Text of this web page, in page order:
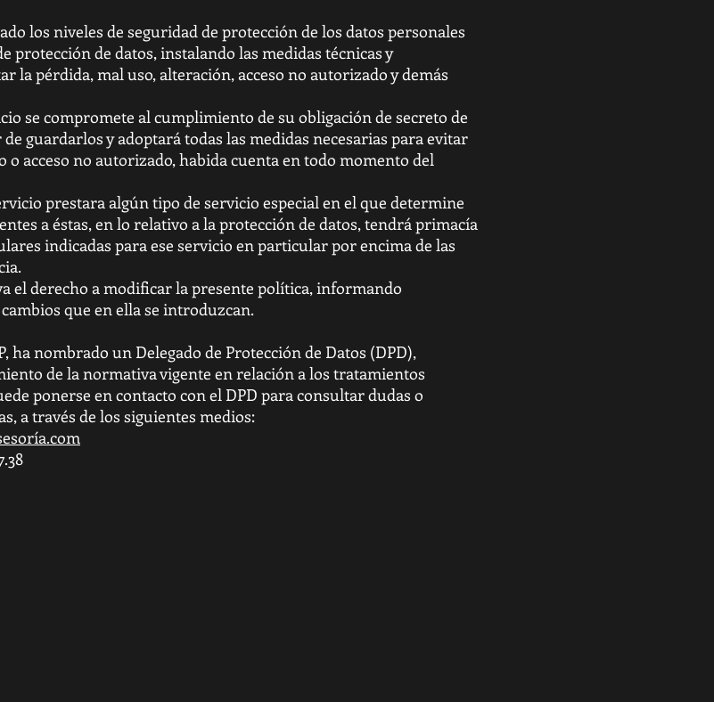
los niveles de seguridad de protección de los datos personales
protección de datos, instalando las medidas técnicas y
la pérdida, mal uso, alteración, acceso no autorizado y demás
se compromete al cumplimiento de su obligación de secreto de
guardarlos y adoptará todas las medidas necesarias para evitar
acceso no autorizado, habida cuenta en todo momento del
prestara algún tipo de servicio especial en el que determine
a éstas, en lo relativo a la protección de datos, tendrá primacía
indicadas para ese servicio en particular por encima de las
el derecho a modificar la presente política, informando
que en ella se introduzcan.
ha nombrado un Delegado de Protección de Datos (DPD),
de la normativa vigente en relación a los tratamientos
ponerse en contacto con el DPD para consultar dudas o
a través de los siguientes medios: